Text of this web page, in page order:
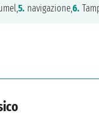
5. navigazione,6.